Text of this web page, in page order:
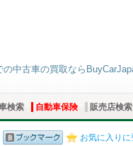
の中古車の買取なら
検索 自動車保険 販売店検索
お気に入りに